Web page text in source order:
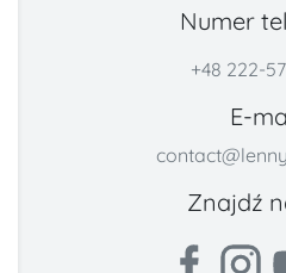
Numer
+48 222-
E-
Znajdź